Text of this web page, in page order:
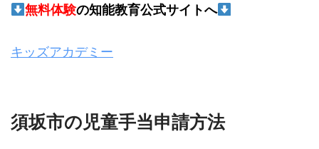
無料体験の知能教育公式サイトへ
キッズアカデミー
須坂市の児童手当申請方法